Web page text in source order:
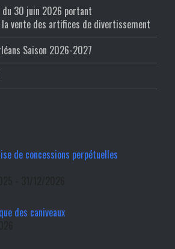
30 juin 2026 portant
vente des artifices de divertissement
Saison 2026-2027
de concessions perpétuelles
des caniveaux